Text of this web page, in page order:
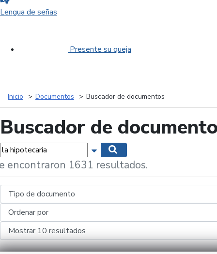
Lengua de señas
Presente su queja
Inicio Documentos Buscador de documentos
Buscador de
Mostrar opciones de búsqueda
encontraron 1631 resultados.